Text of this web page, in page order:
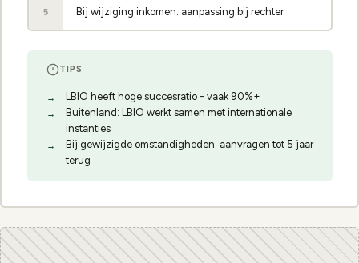
5 Bij wijziging inkomen: aanpassing bij rechter
TIPS
LBIO heeft hoge succesratio - vaak 90%+
Buitenland: LBIO werkt samen met internationale
instanties
Bij gewijzigde omstandigheden: aanvragen tot 5 jaar
terug